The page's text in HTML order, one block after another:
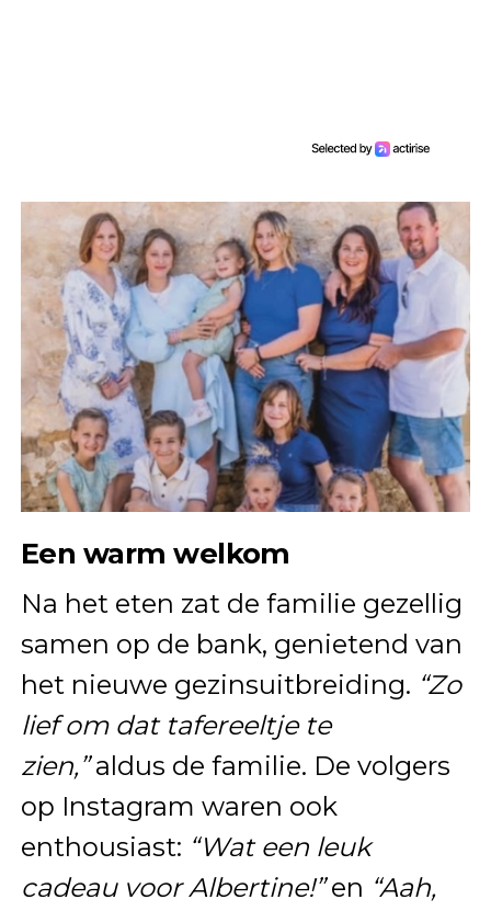
Een warm welkom
Na het eten zat de familie gezellig
samen op de bank, genietend van
het nieuwe gezinsuitbreiding. “Zo
lief om dat tafereeltje te
zien,”aldus de familie. De volgers
op Instagram waren ook
enthousiast: “Wat een leuk
cadeau voor Albertine!”en “Aah,